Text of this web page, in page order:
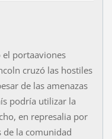
el portaaviones
cruzó las hostiles
de las amenazas
podría utilizar la
en represalia por
de la comunidad